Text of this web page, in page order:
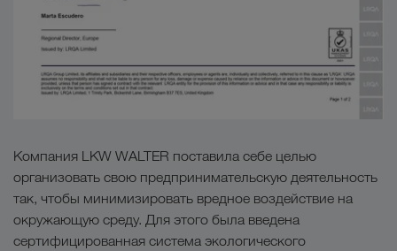
Компания LKW WALTER поставила себе целью
организовать свою предпринимательскую деятельность
так, чтобы минимизировать вредное воздействие на
окружающую среду. Для этого была введена
сертифицированная система экологического